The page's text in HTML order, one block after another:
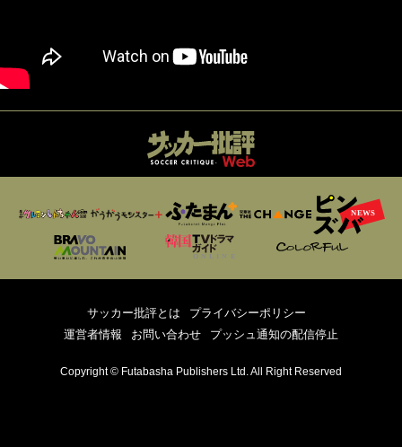
サッカー批評とは
プライバシーポリシー
運営者情報
お問い合わせ プッシュ通知の配信停止
Copyright © Futabasha Publishers Ltd. All Right Reserved